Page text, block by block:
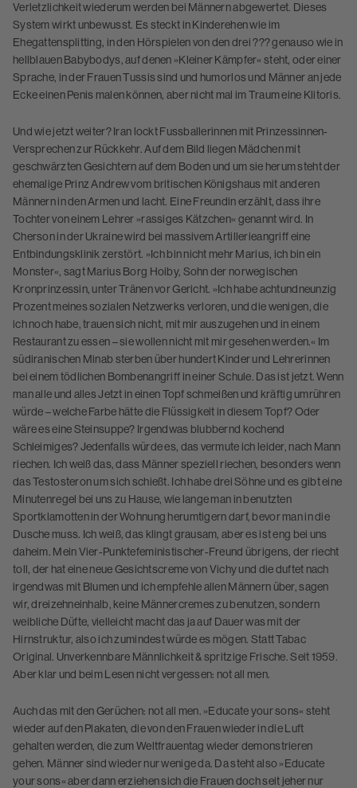
Verletzlichkeit wiederum werden bei Männern abgewertet. Dieses
System wirkt unbewusst. Es steckt in Kinderehen wie im
Ehegattensplitting, in den Hörspielen von den drei ??? genauso wie in
hellblauen Babybodys, auf denen »Kleiner Kämpfer« steht, oder einer
Sprache, in der Frauen Tussis sind und humorlos und Männer an jede
Ecke einen Penis malen können, aber nicht mal im Traum eine Klitoris.
Und wie jetzt weiter? Iran lockt Fussballerinnen mit Prinzessinnen-
Versprechen zur Rückkehr. Auf dem Bild liegen Mädchen mit
geschwärzten Gesichtern auf dem Boden und um sie herum steht der
ehemalige Prinz Andrew vom britischen Königshaus mit anderen
Männern in den Armen und lacht. Eine Freundin erzählt, dass ihre
Tochter von einem Lehrer »rassiges Kätzchen« genannt wird. In
Cherson in der Ukraine wird bei massivem Artillerieangriff eine
Entbindungsklinik zerstört. »Ich bin nicht mehr Marius, ich bin ein
Monster«, sagt Marius Borg Hoiby, Sohn der norwegischen
Kronprinzessin, unter Tränen vor Gericht. »Ich habe achtundneunzig
Prozent meines sozialen Netzwerks verloren, und die wenigen, die
ich noch habe, trauen sich nicht, mit mir auszugehen und in einem
Restaurant zu essen – sie wollen nicht mit mir gesehen werden.« Im
südiranischen Minab sterben über hundert Kinder und Lehrerinnen
bei einem tödlichen Bombenangriff in einer Schule. Das ist jetzt. Wenn
man alle und alles Jetzt in einen Topf schmeißen und kräftig umrühren
würde – welche Farbe hätte die Flüssigkeit in diesem Topf? Oder
wäre es eine Steinsuppe? Irgendwas blubbernd kochend
Schleimiges? Jedenfalls würde es, das vermute ich leider, nach Mann
riechen. Ich weiß das, dass Männer speziell riechen, besonders wenn
das Testosteron um sich schießt. Ich habe drei Söhne und es gibt eine
Minutenregel bei uns zu Hause, wie lange man in benutzten
Sportklamotten in der Wohnung herumtigern darf, bevor man in die
Dusche muss. Ich weiß, das klingt grausam, aber es ist eng bei uns
daheim. Mein Vier-Punktefeministischer-Freund übrigens, der riecht
toll, der hat eine neue Gesichtscreme von Vichy und die duftet nach
irgendwas mit Blumen und ich empfehle allen Männern über, sagen
wir, dreizehneinhalb, keine Männercremes zu benutzen, sondern
weibliche Düfte, vielleicht macht das ja auf Dauer was mit der
Hirnstruktur, also ich zumindest würde es mögen. Statt Tabac
Original. Unverkennbare Männlichkeit & spritzige Frische. Seit 1959.
Aber klar und beim Lesen nicht vergessen: not all men.
Auch das mit den Gerüchen: not all men. »Educate your sons« steht
wieder auf den Plakaten, die von den Frauen wieder in die Luft
gehalten werden, die zum Weltfrauentag wieder demonstrieren
gehen. Männer sind wieder nur wenige da. Da steht also »Educate
your sons« aber dann erziehen sich die Frauen doch seit jeher nur